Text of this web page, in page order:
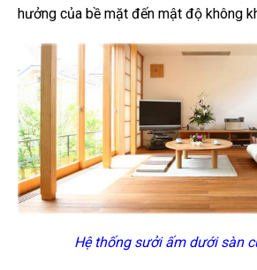
hưởng của bề mặt đến mật độ không
Hệ thống sưởi ấm dưới sàn